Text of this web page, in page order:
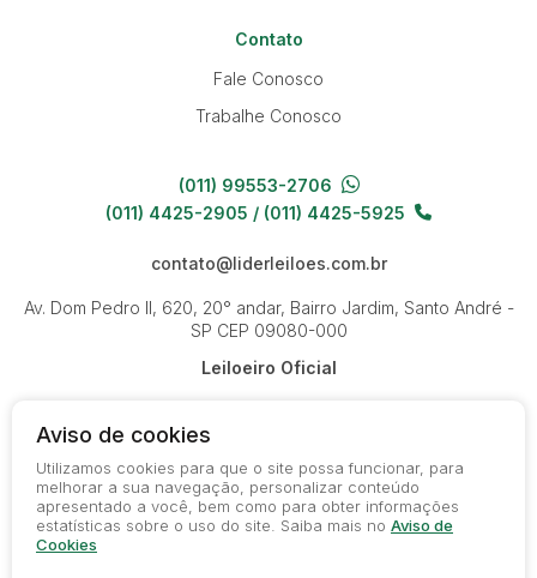
Contato
Fale Conosco
Trabalhe Conosco
(011) 99553-2706
(011) 4425-2905 / (011) 4425-5925
contato@liderleiloes.com.br
Av. Dom Pedro II, 620, 20° andar, Bairro Jardim, Santo André -
SP CEP 09080-000
Leiloeiro Oficial
© 2026-present - Todos os direitos reservados
Aviso de cookies
Utilizamos cookies para que o site possa funcionar, para
melhorar a sua navegação, personalizar conteúdo
apresentado a você, bem como para obter informações
estatísticas sobre o uso do site. Saiba mais no Aviso de
Cookies